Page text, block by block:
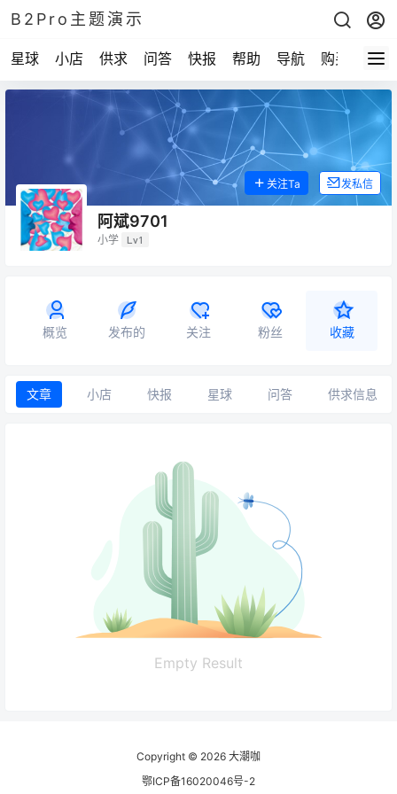
B2Pro主题演示
星球 小店 供求 问答 快报 帮助 导航 购买
阿斌9701
小学 Lv1
关注Ta 发私信
概览 发布的 关注 粉丝 收藏
文章 小店 快报 星球 问答 供求信息
Empty Result
Copyright © 2026 大潮咖
鄂ICP备16020046号-2